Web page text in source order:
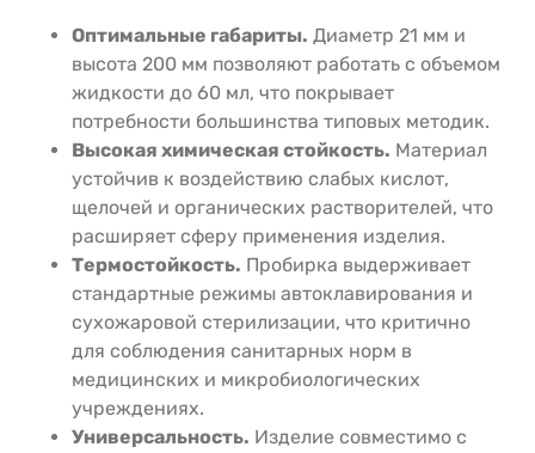
Оптимальные габариты. Диаметр 21 мм и
высота 200 мм позволяют работать с объемом
жидкости до 60 мл, что покрывает
потребности большинства типовых методик.
Высокая химическая стойкость. Материал
устойчив к воздействию слабых кислот,
щелочей и органических растворителей, что
расширяет сферу применения изделия.
Термостойкость. Пробирка выдерживает
стандартные режимы автоклавирования и
сухожаровой стерилизации, что критично
для соблюдения санитарных норм в
медицинских и микробиологических
учреждениях.
Универсальность. Изделие совместимо с